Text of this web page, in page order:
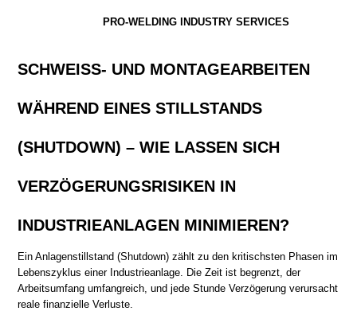
PRO-WELDING INDUSTRY SERVICES
SCHWEISS- UND MONTAGEARBEITEN
WÄHREND EINES STILLSTANDS
(SHUTDOWN) – WIE LASSEN SICH
VERZÖGERUNGSRISIKEN IN
INDUSTRIEANLAGEN MINIMIEREN?
Ein Anlagenstillstand (Shutdown) zählt zu den kritischsten Phasen im
Lebenszyklus einer Industrieanlage. Die Zeit ist begrenzt, der
Arbeitsumfang umfangreich, und jede Stunde Verzögerung verursacht
reale finanzielle Verluste.